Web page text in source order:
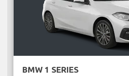
BMW 1 SERIES